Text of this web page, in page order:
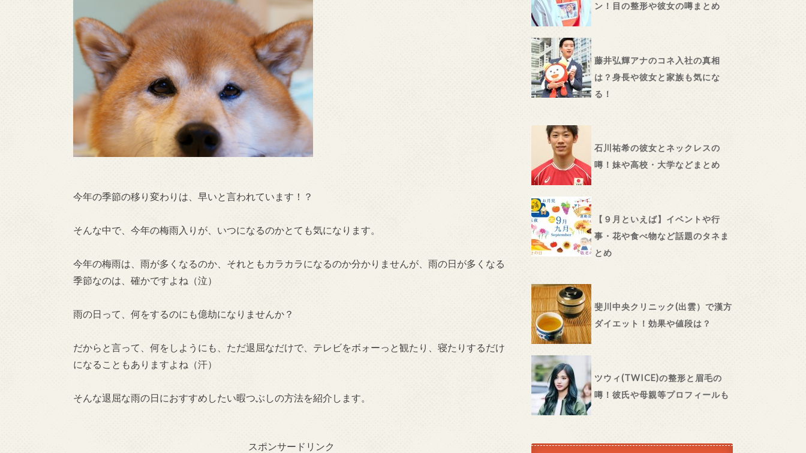
今年の季節の移り変わりは、早いと言われています！？
そんな中で、今年の梅雨入りが、いつになるのかとても気になります。
今年の梅雨は、雨が多くなるのか、それともカラカラになるのか分かりませんが、雨の日が多くなる
季節なのは、確かですよね（泣）
雨の日って、何をするのにも億劫になりませんか？
だからと言って、何をしようにも、ただ退屈なだけで、テレビをボォーっと観たり、寝たりするだけ
になることもありますよね（汗）
そんな退屈な雨の日におすすめしたい暇つぶしの方法を紹介します。
スポンサードリンク
ン！目の整形や彼女の噂まとめ
藤井弘輝アナのコネ入社の真相
は？身長や彼女と家族も気にな
る！
石川祐希の彼女とネックレスの
噂！妹や高校・大学などまとめ
【９月といえば】イベントや行
事・花や食べ物など話題のタネま
とめ
斐川中央クリニック(出雲）で漢方
ダイエット！効果や値段は？
ツウィ(TWICE)の整形と眉毛の
噂！彼氏や母親等プロフィールも